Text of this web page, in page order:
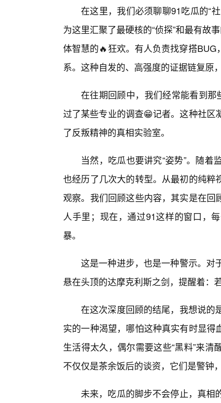
在这里，我们必须聊聊91吃瓜的“
为这里汇聚了最硬核的“侦探”和最有故
体智慧的🔥狂欢。有人负责找穿搭
系。这种自发的、高强度的证据链复原
在往期回顾中，我们经常能看到那
过了某些专业的调查😁记者。这种社
了反叛精神的真相实验室。
当然，吃瓜也要讲究“姿势”。随
也经历了几次大的转型。从最初的纯
观察。我们回顾这些内容，其实是在
人手里；现在，通过91这样的窗口，
暴。
这是一种进步，也是一种警示。对
悬在头顶的达摩克利斯之剑，提醒着：
在这次深度回顾的结尾，我想说的
实的一种渴望，哪怕这种真实有时显
生活得太久，偶尔需要这些“黑料”来
不仅仅是茶余饭后的谈资，它们是警钟
未来，吃瓜的脚步不会停止，真相